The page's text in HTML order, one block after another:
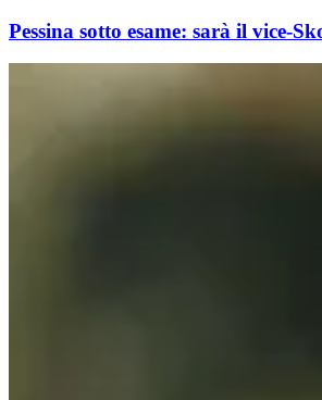
Pessina sotto esame: sarà il vice-